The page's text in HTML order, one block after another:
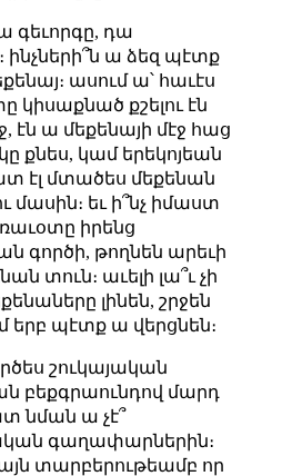
ա գեւորգը, դա
ինչների՞ն ա ձեզ պէտք
ասում ա՝ հաւէս
կիսաքնած քշելու էն
էն ա մեքենայի մէջ հաց
քնես, կամ երեկոյեան
էլ մտածես մեքենան
մասին։ եւ ի՞նչ իմաստ
իրենց
գործի, թողնեն արեւի
տուն։ աւելի լա՞ւ չի
լինեն, շրջեն
երբ պէտք ա վերցնեն։
շուկայական
բեքգրաունդով մարդ
նման ա չէ՞
գաղափարներին։
տարբերութեամբ որ